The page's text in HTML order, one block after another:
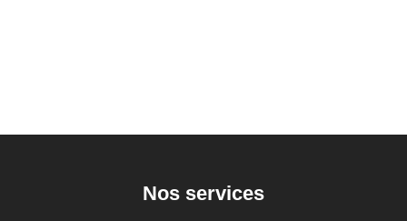
Nos services